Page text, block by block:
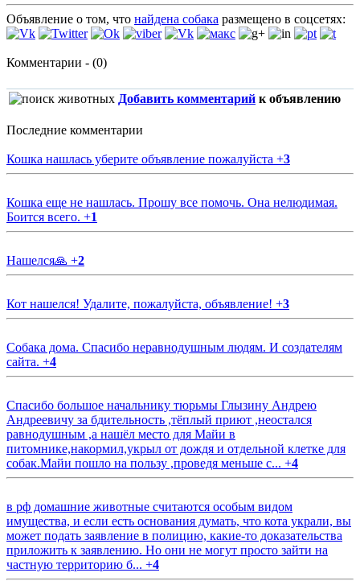
Объявление о том, что найдена собака размещено в соцсетях:
Комментарии - (0)
Добавить комментарий к объявлению
Последние комментарии
Кошка нашлась уберите объявление пожалуйста +3
Кошка еще не нашлась. Прошу все помочь. Она нелюдимая.
Боится всего. +1
Нашелся🙏 +2
Кот нашелся! Удалите, пожалуйста, объявление! +3
Собака дома. Спасибо неравнодушным людям. И создателям
сайта. +4
Спасибо большое начальнику тюрьмы Глызину Андрею
Андреевичу за бдительность ,тёплый приют ,неостался
равнодушным ,а нашёл место для Майи в
питомнике,накормил,укрыл от дождя и отдельной клетке для
собак.Майи пошло на пользу ,проведя меньше с... +4
в рф домашние животные считаются особым видом
имущества, и если есть основания думать, что кота украли, вы
может подать заявление в полицию, какие-то доказательства
приложить к заявлению. Но они не могут просто зайти на
частную территорию б... +4